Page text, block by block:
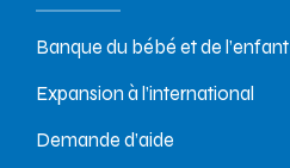
Banque du bébé et de l’enfant
Expansion à l’international
Demande d’aide